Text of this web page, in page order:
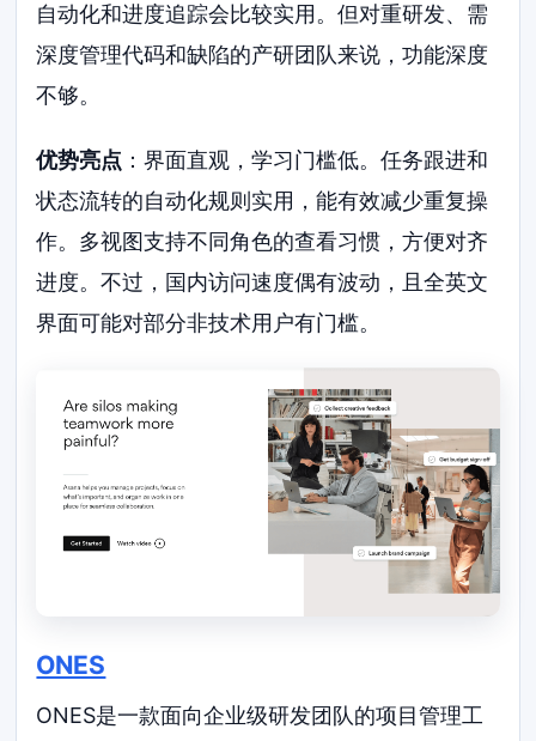
自动化和进度追踪会比较实用。但对重研发、需
深度管理代码和缺陷的产研团队来说，功能深度
不够。
优势亮点 ：界面直观，学习门槛低。任务跟进和
状态流转的自动化规则实用，能有效减少重复操
作。多视图支持不同角色的查看习惯，方便对齐
进度。不过，国内访问速度偶有波动，且全英文
界面可能对部分非技术用户有门槛。
ONES
ONES是一款面向企业级研发团队的项目管理工